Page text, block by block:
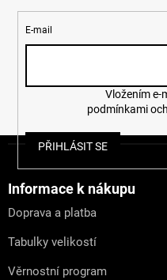
E-mail
podmínkami
PŘIHLÁSIT SE
Informace k nákupu
Doprava a platba
Tabulky velikostí
Věrnostní program